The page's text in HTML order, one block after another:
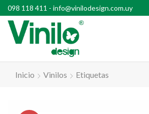
098 118 411 - info@vinilodesign.com.uy
con compras superiores a $2500
Inicio Vinilos Etiquetas